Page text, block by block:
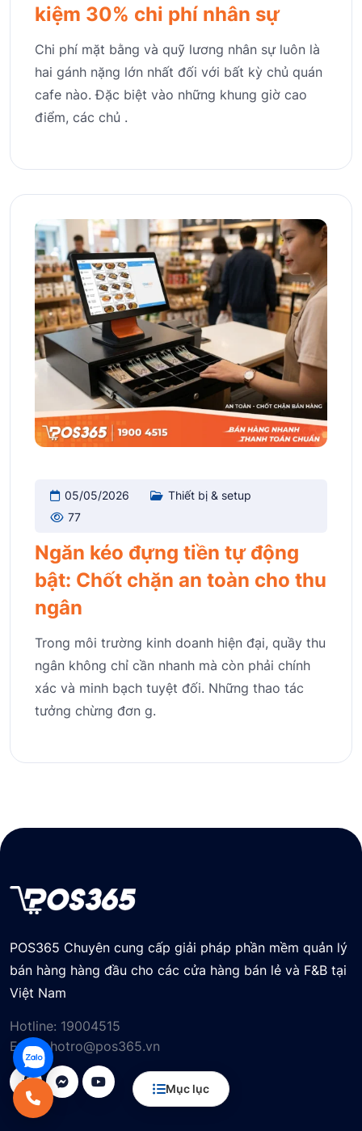
Mục lục
kiệm 30% chi phí nhân sự
Chi phí mặt bằng và quỹ lương nhân sự luôn là
hai gánh nặng lớn nhất đối với bất kỳ chủ quán
cafe nào. Đặc biệt vào những khung giờ cao
điểm, các chủ .
05/05/2026
Thiết bị & setup
77
Ngăn kéo đựng tiền tự động
bật: Chốt chặn an toàn cho thu
ngân
Trong môi trường kinh doanh hiện đại, quầy thu
ngân không chỉ cần nhanh mà còn phải chính
xác và minh bạch tuyệt đối. Những thao tác
tưởng chừng đơn g.
POS365 Chuyên cung cấp giải pháp phần mềm quản lý
bán hàng hàng đầu cho các cửa hàng bán lẻ và F&B tại
Việt Nam
Hotline: 19004515
Email:hotro@pos365.vn